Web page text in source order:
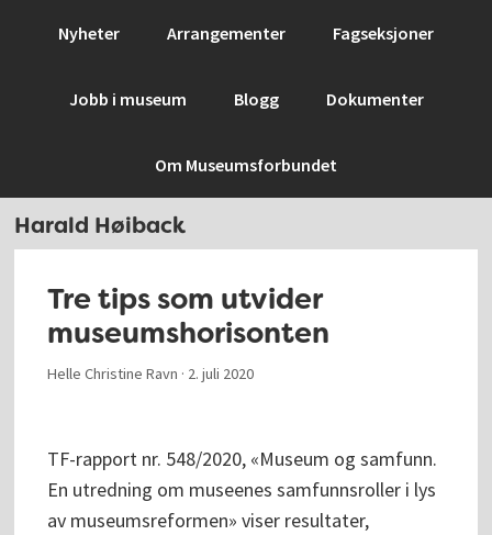
Nyheter Arrangementer Fagseksjoner
Jobb i museum Blogg Dokumenter
Om Museumsforbundet
Harald Høiback
Tre tips som utvider
museumshorisonten
Helle Christine Ravn · 2. juli 2020
TF-rapport nr. 548/2020, «Museum og samfunn.
En utredning om museenes samfunnsroller i lys
av museumsreformen» viser resultater,